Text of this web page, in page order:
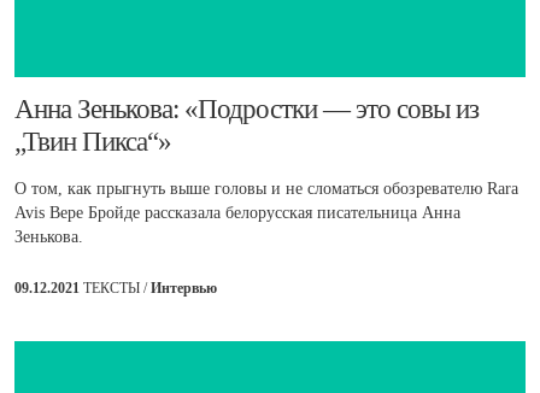
​Анна Зенькова: «Подростки — это совы из
„Твин Пикса“»
О том, как прыгнуть выше головы и не сломаться обозревателю Rara
Avis Вере Бройде рассказала белорусская писательница Анна
Зенькова.
09.12.2021 ТЕКСТЫ /Интервью